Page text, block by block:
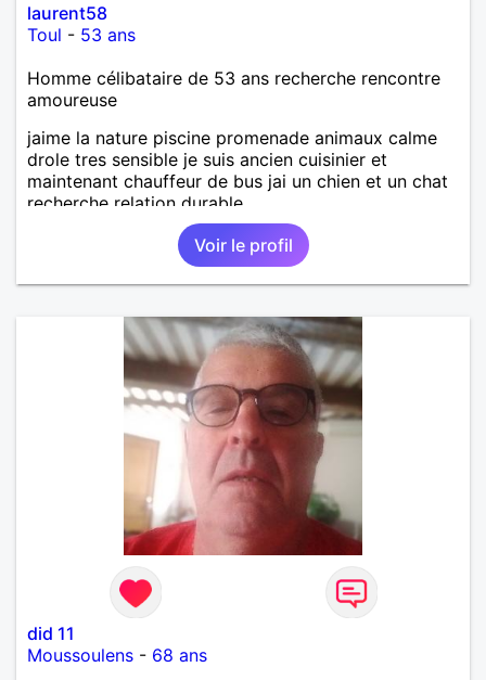
laurent58
Toul - 53 ans
Homme célibataire de 53 ans recherche rencontre
amoureuse
jaime la nature piscine promenade animaux calme
drole tres sensible je suis ancien cuisinier et
maintenant chauffeur de bus jai un chien et un chat
recherche relation durable
Voir le profil
did 11
Moussoulens - 68 ans